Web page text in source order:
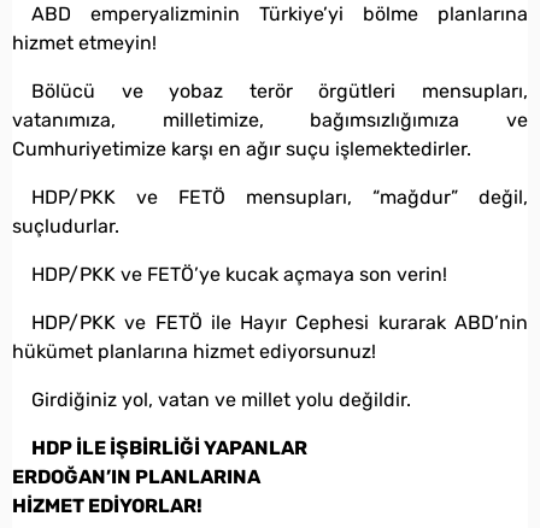
ABD emperyalizminin Türkiye’yi bölme planlarına
hizmet etmeyin!
Bölücü ve yobaz terör örgütleri mensupları,
vatanımıza, milletimize, bağımsızlığımıza ve
Cumhuriyetimize karşı en ağır suçu işlemektedirler.
HDP/PKK ve FETÖ mensupları, “mağdur” değil,
suçludurlar.
HDP/PKK ve FETÖ’ye kucak açmaya son verin!
HDP/PKK ve FETÖ ile Hayır Cephesi kurarak ABD’nin
hükümet planlarına hizmet ediyorsunuz!
Girdiğiniz yol, vatan ve millet yolu değildir.
HDP İLE İŞBİRLİĞİ YAPANLAR
ERDOĞAN’IN PLANLARINA
HİZMET EDİYORLAR!